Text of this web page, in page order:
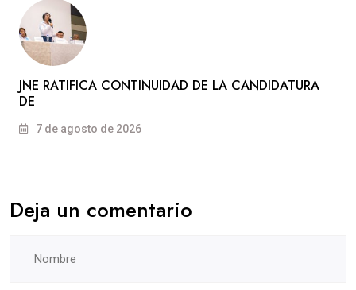
JNE RATIFICA CONTINUIDAD DE LA CANDIDATURA
DE
7 de agosto de 2026
Deja un comentario